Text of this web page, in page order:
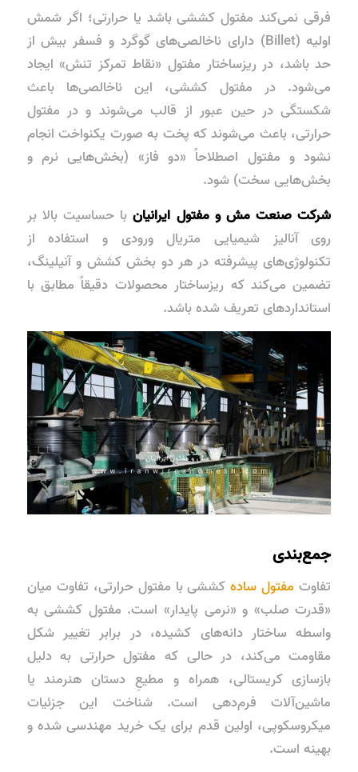
فرقی نمی‌کند مفتول کششی باشد یا حرارتی؛ اگر شمش
اولیه (Billet) دارای ناخالصی‌های گوگرد و فسفر بیش از
حد باشد، در ریزساختار مفتول «نقاط تمرکز تنش» ایجاد
می‌شود. در مفتول کششی، این ناخالصی‌ها باعث
شکستگی در حین عبور از قالب می‌شوند و در مفتول
حرارتی، باعث می‌شوند که پخت به صورت یکنواخت انجام
نشود و مفتول اصطلاحاً «دو فاز» (بخش‌هایی نرم و
بخش‌هایی سخت) شود.
شرکت صنعت مش و مفتول ایرانیانبا حساسیت بالا بر
روی آنالیز شیمیایی متریال ورودی و استفاده از
تکنولوژی‌های پیشرفته در هر دو بخش کشش و آنیلینگ،
تضمین می‌کند که ریزساختار محصولات دقیقاً مطابق با
استانداردهای تعریف شده باشد.
جمع‌بندی
تفاوت مفتول سادهکششی با مفتول حرارتی، تفاوت میان
«قدرت صلب» و «نرمی پایدار» است. مفتول کششی به
واسطه ساختار دانه‌های کشیده، در برابر تغییر شکل
مقاومت می‌کند، در حالی که مفتول حرارتی به دلیل
بازسازی کریستالی، همراه و مطیعِ دستان هنرمند یا
ماشین‌آلات فرم‌دهی است. شناخت این جزئیات
میکروسکوپی، اولین قدم برای یک خرید مهندسی شده و
بهینه است.